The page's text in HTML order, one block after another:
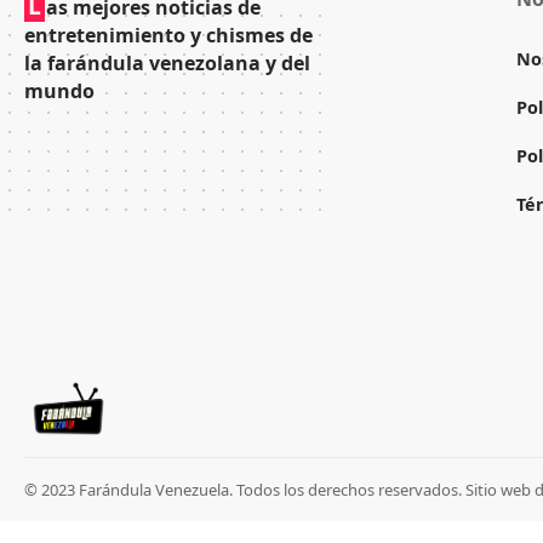
as mejores noticias de
entretenimiento y chismes de
la farándula venezolana y del
mundo
© 2023 Farándula Venezuela. Todos los derechos reservados. Sitio